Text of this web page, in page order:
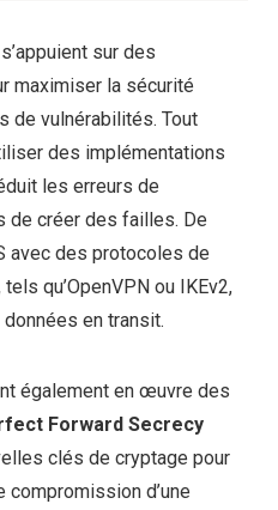
sur des
maximiser la sécurité
de vulnérabilités. Tout
des implémentations
les erreurs de
de créer des failles. De
avec des protocoles de
qu’OpenVPN ou IKEv2,
en transit.
également en œuvre des
Forward Secrecy
clés de cryptage pour
compromission d’une